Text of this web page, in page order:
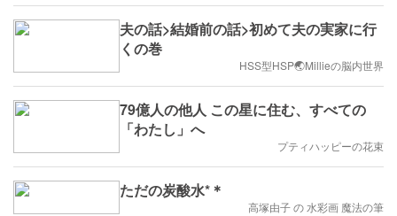
夫の話>結婚前の話>初めて夫の実家に行
くの巻
HSS型HSP🌏Millieの脳内世界
79億人の他人 この星に住む、すべての
「わたし」へ
プティハッピーの花束
ただの炭酸水*＊
高塚由子 の 水彩画 魔法の筆